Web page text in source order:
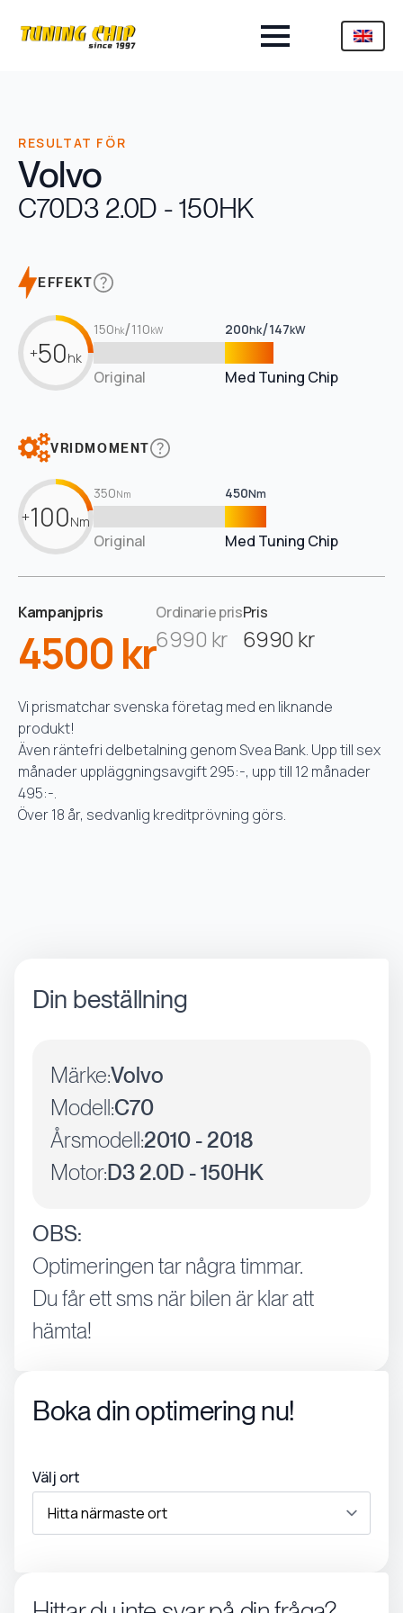
RESULTAT FÖR
Volvo
C70D3 2.0D - 150HK
EFFEKT
+50hk
150hk/110kW 200hk/147kW
Original Med Tuning Chip
VRIDMOMENT
+100Nm
350Nm 450Nm
Original Med Tuning Chip
Kampanjpris
4500 kr
Ordinarie pris
6990 kr
Pris
6990 kr
Vi prismatchar svenska företag med en liknande
produkt!
Även räntefri delbetalning genom Svea Bank. Upp till sex
månader uppläggningsavgift 295:-, upp till 12 månader
495:-.
Över 18 år, sedvanlig kreditprövning görs.
Din beställning
Märke:Volvo
Modell:C70
Årsmodell:2010 - 2018
Motor:D3 2.0D - 150HK
OBS:
Optimeringen tar några timmar.
Du får ett sms när bilen är klar att
hämta!
Boka din optimering nu!
Välj ort